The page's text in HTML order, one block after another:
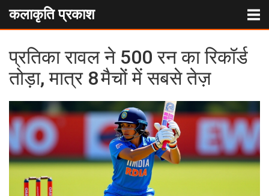
कलाकृति प्रकाश
प्रतिका रावल ने 500 रन का रिकॉर्ड
तोड़ा, मात्र 8 मैचों में सबसे तेज़